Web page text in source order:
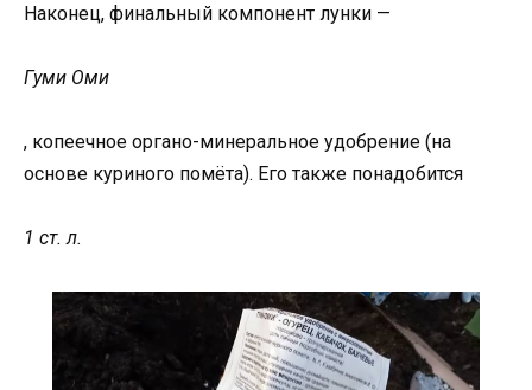
Наконец, финальный компонент лунки —
Гуми Оми
, копеечное органо-минеральное удобрение (на
основе куриного помёта). Его также понадобится
1 ст. л.